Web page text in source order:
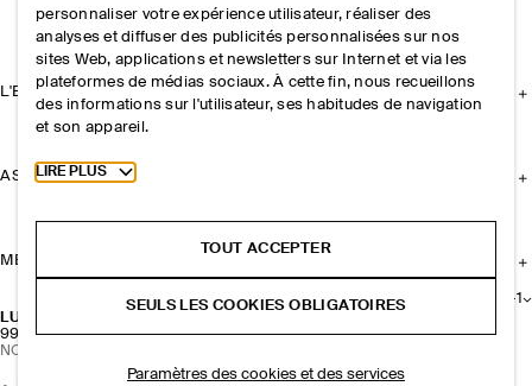
LUNETTES DE SOLEIL RECTANGULAIRES FINES
99 CHF
NOUVEAUTÉ
+1
L'ENTREPRISE
ASSISTANCE
MENTIONS LÉGALES
personnaliser votre expérience utilisateur, réaliser des
analyses et diffuser des publicités personnalisées sur nos
sites Web, applications et newsletters sur Internet et via les
plateformes de médias sociaux. À cette fin, nous recueillons
des informations sur l'utilisateur, ses habitudes de navigation
et son appareil.
Toggle more cookie information
LIRE PLUS
TOUT ACCEPTER
SEULS LES COOKIES OBLIGATOIRES
Paramètres des cookies et des services